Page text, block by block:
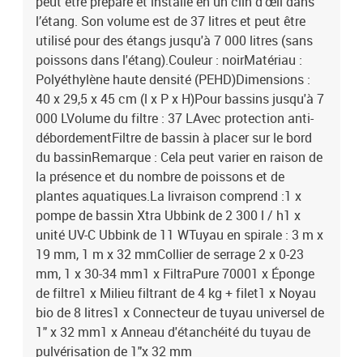
l’étang. Son volume est de 37 litres et peut être
utilisé pour des étangs jusqu'à 7 000 litres (sans
poissons dans l'étang).Couleur : noirMatériau :
Polyéthylène haute densité (PEHD)Dimensions :
40 x 29,5 x 45 cm (l x P x H)Pour bassins jusqu'à 7
000 LVolume du filtre : 37 LAvec protection anti-
débordementFiltre de bassin à placer sur le bord
du bassinRemarque : Cela peut varier en raison de
la présence et du nombre de poissons et de
plantes aquatiques.La livraison comprend :1 x
pompe de bassin Xtra Ubbink de 2 300 l / h1 x
unité UV-C Ubbink de 11 WTuyau en spirale : 3 m x
19 mm, 1 m x 32 mmCollier de serrage 2 x 0-23
mm, 1 x 30-34 mm1 x FiltraPure 70001 x Éponge
de filtre1 x Milieu filtrant de 4 kg + filet1 x Noyau
bio de 8 litres1 x Connecteur de tuyau universel de
1" x 32 mm1 x Anneau d'étanchéité du tuyau de
pulvérisation de 1"x 32 mm